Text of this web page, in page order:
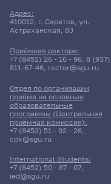
Адрес:
410012, г. Саратов, ул.
Астраханская, 83
Приёмная ректора:
+7 (8452) 26 - 16 - 96, 8 (937)
811-67-46, rector@sgu.ru
Отдел по организации
приёма на основные
образовательные
программы (Центральная
приёмная комиссия):
+7 (8452) 51 - 92 - 26,
cpk@sgu.ru
International Students:
+7 (8452) 50 - 87 - 07,
ied@sgu.ru